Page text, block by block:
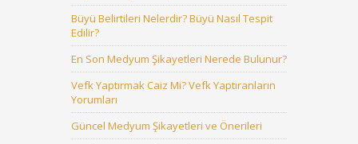
Büyü Belirtileri Nelerdir? Büyü Nasıl Tespit
Edilir?
En Son Medyum Şikayetleri Nerede Bulunur?
Vefk Yaptırmak Caiz Mi? Vefk Yaptıranların
Yorumları
Güncel Medyum Şikayetleri ve Önerileri